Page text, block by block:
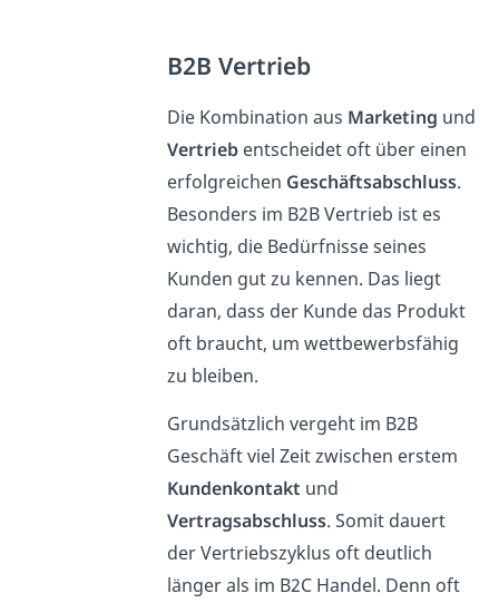
B2B Vertrieb
Die Kombination aus Marketing und
Vertrieb entscheidet oft über einen
erfolgreichen Geschäftsabschluss.
Besonders im B2B Vertrieb ist es
wichtig, die Bedürfnisse seines
Kunden gut zu kennen. Das liegt
daran, dass der Kunde das Produkt
oft braucht, um wettbewerbsfähig
zu bleiben.
Grundsätzlich vergeht im B2B
Geschäft viel Zeit zwischen erstem
Kundenkontakt und
Vertragsabschluss. Somit dauert
der Vertriebszyklus oft deutlich
länger als im B2C Handel. Denn oft